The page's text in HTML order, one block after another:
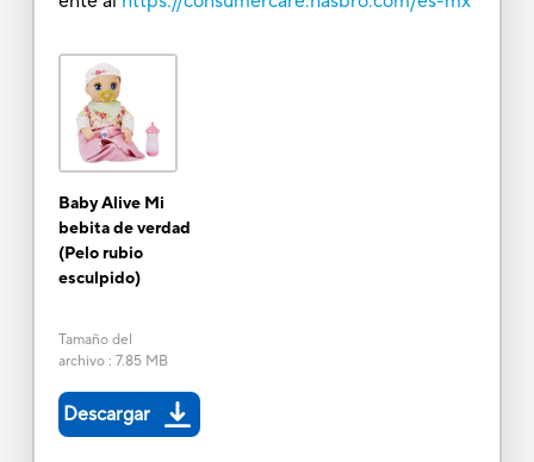
Baby Alive Mi
bebita de verdad
(Pelo rubio
esculpido)
Tamaño del
archivo: 7.85 MB
Descargar